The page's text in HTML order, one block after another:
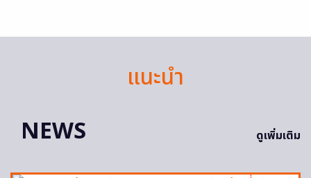
แนะนำ
NEWS
ดูเพิ่มเติม